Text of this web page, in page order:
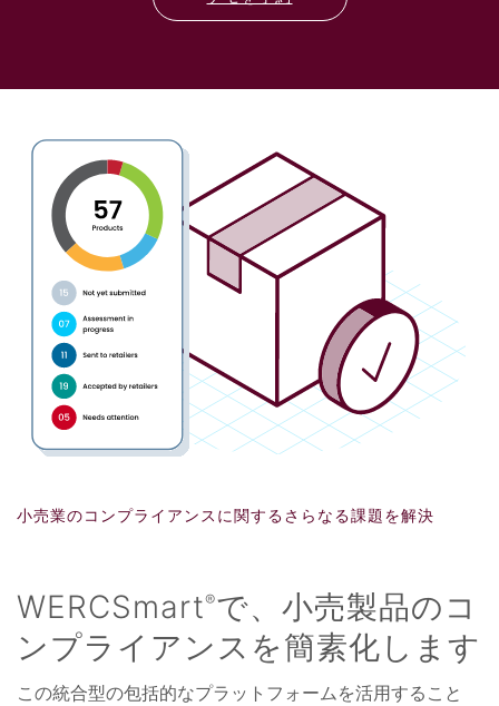
小売業のコンプライアンスに関するさらなる課題を解決
WERCSmart®で、小売製品のコ
ンプライアンスを簡素化します
この統合型の包括的なプラットフォームを活用すること